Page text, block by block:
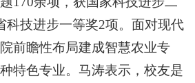
科技进步一等奖2项。面对现代
前瞻性布局建成智慧农业专
特色专业。马涛表示，校友是